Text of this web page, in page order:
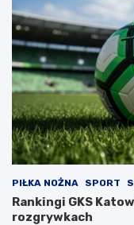
PIŁKA NOŻNA SPORT
Rankingi GKS
rozgrywkach